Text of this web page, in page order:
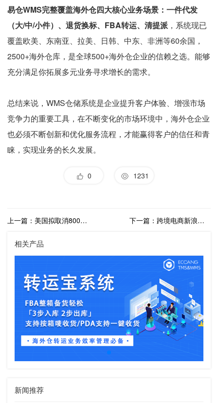
易仓WMS完整覆盖海外仓四大核心业务场景：一件代发
（大/中/小件）、退货换标、FBA转运、清提派 ，系统现已
覆盖欧美、东南亚、拉美、日韩、中东、非洲等60余国，
2500+海外仓库，是全球500+海外仓企业的信赖之选。能够
充分满足你拓展多元业务寻求增长的需求。
总结来说，WMS仓储系统是企业提升客户体验、增强市场
竞争力的重要工具，在不断变化的市场环境中，海外仓企业
也必须不断创新和优化服务流程，才能赢得客户的信任和青
睐，实现业务的长久发展。
0 1231
上一篇：美国拟取消800美元进口免税政策，备货海外仓或成应对之法？ 下一篇：跨境电商新浪潮：全球贸易的数字化转型与海外仓的崛起
相关产品
新闻推荐